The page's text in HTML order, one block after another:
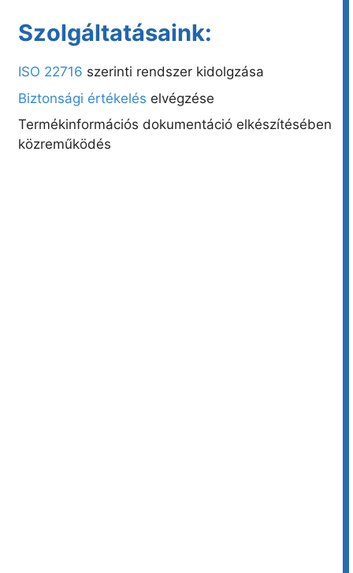
Szolgáltatásaink:
ISO 22716 szerinti rendszer kidolgzása
Biztonsági értékelés elvégzése
Termékinformációs dokumentáció elkészítésében
közreműködés